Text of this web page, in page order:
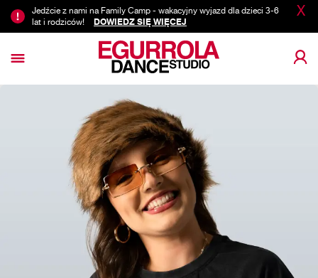
X
Jedźcie z nami na Family Camp - wakacyjny wyjazd dla dzieci 3-6
lat i rodziców!
DOWIEDZ SIĘ WIĘCEJ